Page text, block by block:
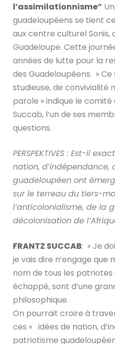
l’assimilationnisme”
guadeloupéens se tient
aux centre culturel Sonis,
Guadeloupe. Cette
années de lutte pour la
des Guadeloupéens. »
studieuse, de convivialité
parole » indique le comité
Succab, l’un de ses
questions.
PERSPEKTIVES : Est-il
nation, d’indépendance,
guadeloupéen ont
sur le terreau du tiers-
l’anticolonialisme, de la
décolonisation de
FRANTZ SUCCAB: » Je
je vais dire n’engage que
nom de tous les patriotes
échappé, sont d’une
philosophique.
On pourrait croire à
ces « idées de nation,
patriotisme